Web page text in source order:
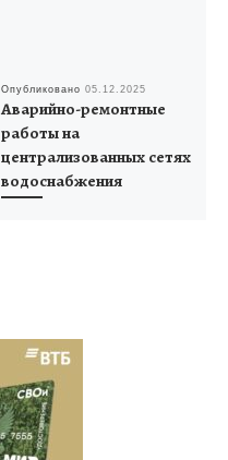
Опубликовано 05.12.2025
Аварийно-ремонтные
работы на
централизованных сетях
водоснабжения